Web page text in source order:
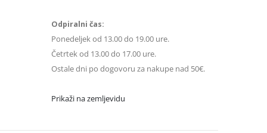
Odpiralni čas:
Ponedeljek od 13.00 do 19.00 ure.
Četrtek od 13.00 do 17.00 ure.
Ostale dni po dogovoru za nakupe nad 50€.
Prikaži na zemljevidu